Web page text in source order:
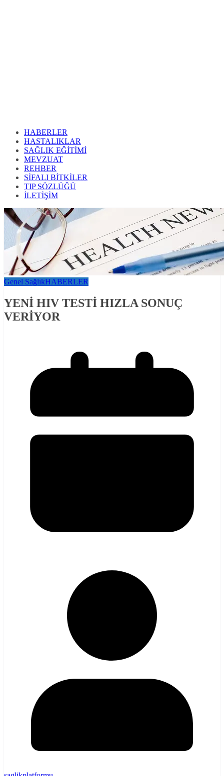
HABERLER
HASTALIKLAR
SAĞLIK EĞİTİMİ
MEVZUAT
REHBER
SİFALI BİTKİLER
TIP SÖZLÜĞÜ
İLETİŞİM
Genel SağlıkHABERLER
YENİ HIV TESTİ HIZLA SONUÇ
VERİYOR